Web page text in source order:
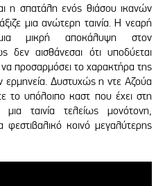
η σπατάλη ενός θιάσου ικανών
μια ανώτερη ταινία. Η νεαρή
μικρή αποκάλυψη στον
δεν αισθάνεσαι ότι υποδύεται
προσαρμόσει το χαρακτήρα της
ερμηνεία. Δυστυχώς η ντε Αζούα
το υπόλοιπο καστ που έχει στη
ταινία τελείως μονότονη,
φεστιβαλικό κοινό μεγαλύτερης